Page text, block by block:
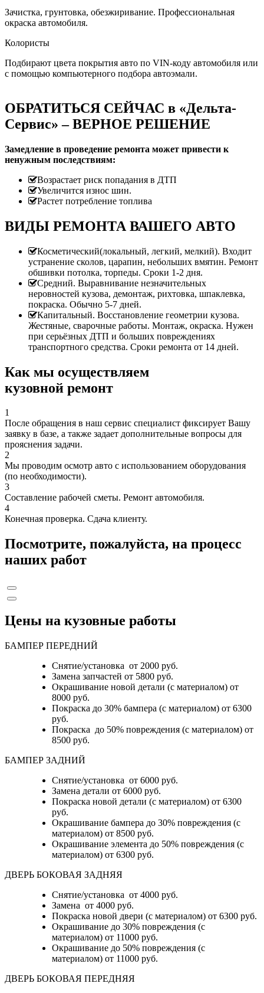
Зачистка, грунтовка, обезжиривание. Профессиональная
окраска автомобиля.
Колористы
Подбирают цвета покрытия авто по VIN-коду автомобиля или
с помощью компьютерного подбора автоэмали.
ОБРАТИТЬСЯ СЕЙЧАС в «Дельта-
Сервис» – ВЕРНОЕ РЕШЕНИЕ
Замедление в проведение ремонта может привести к
ненужным последствиям:
Возрастает риск попадания в ДТП
Увеличится износ шин.
Растет потребление топлива
ВИДЫ РЕМОНТА ВАШЕГО АВТО
Косметический(локальный, легкий, мелкий). Входит
устранение сколов, царапин, небольших вмятин. Ремонт
обшивки потолка, торпеды. Сроки 1-2 дня.
Средний. Выравнивание незначительных
неровностей кузова, демонтаж, рихтовка, шпаклевка,
покраска. Обычно 5-7 дней.
Капитальный. Восстановление геометрии кузова.
Жестяные, сварочные работы. Монтаж, окраска. Нужен
при серьёзных ДТП и больших повреждениях
транспортного средства. Сроки ремонта от 14 дней.
Как мы осуществляем
кузовной ремонт
1
После обращения в наш сервис специалист фиксирует Вашу
заявку в базе, а также задает дополнительные вопросы для
прояснения задачи.
2
Мы проводим осмотр авто с использованием оборудования
(по необходимости).
3
Составление рабочей сметы. Ремонт автомобиля.
4
Конечная проверка. Сдача клиенту.
Посмотрите, пожалуйста, на процесс
наших работ
Цены на кузовные работы
БАМПЕР ПЕРЕДНИЙ
Снятие/установка от 2000 руб.
Замена запчастей от 5800 руб.
Окрашивание новой детали (с материалом) от
8000 руб.
Покраска до 30% бампера (с материалом) от 6300
руб.
Покраска до 50% повреждения (с материалом) от
8500 руб.
БАМПЕР ЗАДНИЙ
Снятие/установка от 6000 руб.
Замена детали от 6000 руб.
Покраска новой детали (с материалом) от 6300
руб.
Окрашивание бампера до 30% повреждения (с
материалом) от 8500 руб.
Окрашивание элемента до 50% повреждения (с
материалом) от 6300 руб.
ДВЕРЬ БОКОВАЯ ЗАДНЯЯ
Снятие/установка от 4000 руб.
Замена от 4000 руб.
Покраска новой двери (с материалом) от 6300 руб.
Окрашивание до 30% повреждения (с
материалом) от 11000 руб.
Окрашивание до 50% повреждения (с
материалом) от 11000 руб.
ДВЕРЬ БОКОВАЯ ПЕРЕДНЯЯ